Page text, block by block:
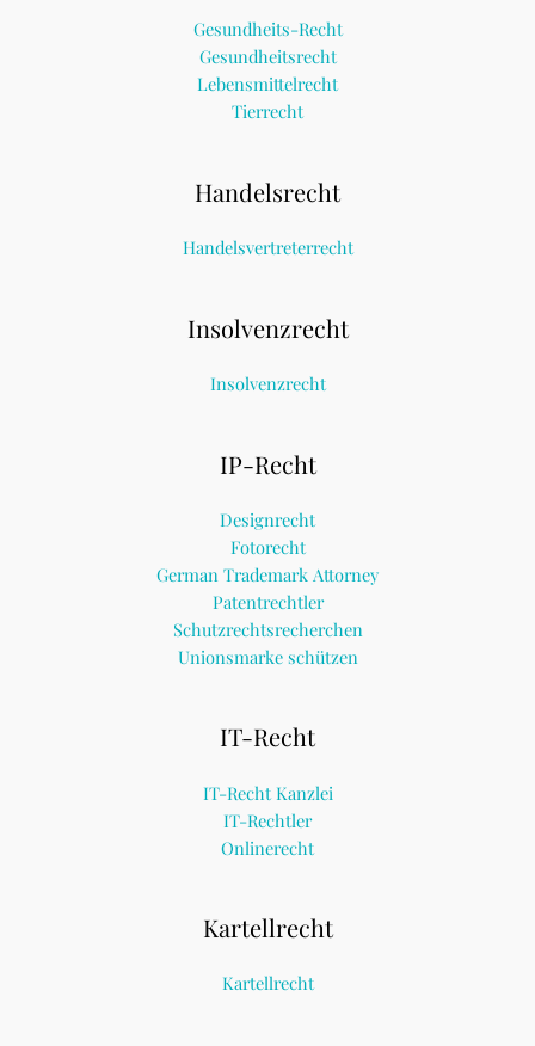
Gesundheits-Recht
Gesundheitsrecht
Lebensmittelrecht
Tierrecht
Handelsrecht
Handelsvertreterrecht
Insolvenzrecht
Insolvenzrecht
IP-Recht
Designrecht
Fotorecht
German Trademark Attorney
Patentrechtler
Schutzrechtsrecherchen
Unionsmarke schützen
IT-Recht
IT-Recht Kanzlei
IT-Rechtler
Onlinerecht
Kartellrecht
Kartellrecht